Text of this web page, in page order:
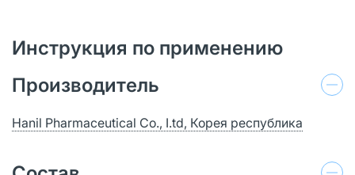
Инструкция по применению
Производитель
Hanil Pharmaceutical Co., I.td, Корея республика